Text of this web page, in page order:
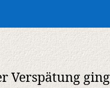
Verspätung